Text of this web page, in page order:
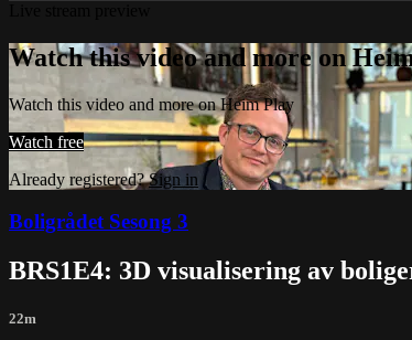
Watch this video and more on
Watch this video and more on Heim Play
Watch free
Already registered?Sign in
Boligrådet Sesong 3
BRS1E4: 3D visualisering av
22m